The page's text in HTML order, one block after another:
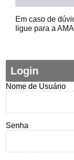
Em caso de
ligue para a
Login
Nome de Usuário
Senha